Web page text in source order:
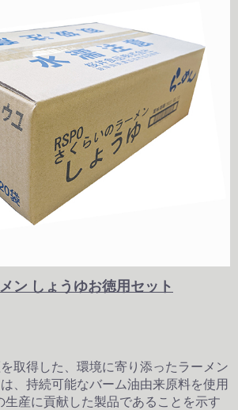
ン しょうゆお徳用セット
取得した、環境に寄り添ったラーメン
、持続可能なバーム油由来原料を使用
生産に貢献した製品であることを示す